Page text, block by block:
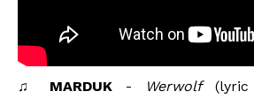
♫ MARDUK - Werwolf(lyric